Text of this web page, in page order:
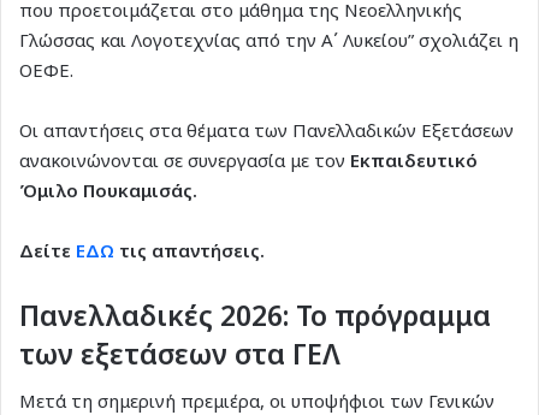
που προετοιμάζεται στο μάθημα της Νεοελληνικής
Γλώσσας και Λογοτεχνίας από την Α΄ Λυκείου” σχολιάζει η
ΟΕΦΕ.
Οι απαντήσεις στα θέματα των Πανελλαδικών Εξετάσεων
ανακοινώνονται σε συνεργασία με τον Εκπαιδευτικό
Όμιλο Πουκαμισάς.
Δείτε ΕΔΩ τις απαντήσεις.
Πανελλαδικές 2026: Το πρόγραμμα
των εξετάσεων στα ΓΕΛ
Μετά τη σημερινή πρεμιέρα, οι υποψήφιοι των Γενικών